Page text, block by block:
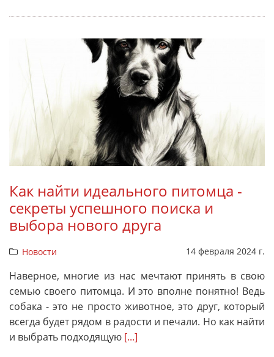
Как найти идеального питомца -
секреты успешного поиска и
выбора нового друга
Новости 14 февраля 2024 г.
Наверное, многие из нас мечтают принять в свою
семью своего питомца. И это вполне понятно! Ведь
собака - это не просто животное, это друг, который
всегда будет рядом в радости и печали. Но как найти
и выбрать подходящую [...]